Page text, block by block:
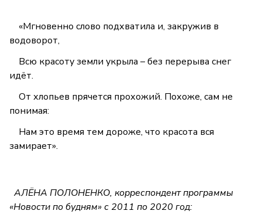
«Мгновенно слово подхватила и, закружив в
водоворот,
Всю красоту земли укрыла – без перерыва снег
идёт.
От хлопьев прячется прохожий. Похоже, сам не
понимая:
Нам это время тем дороже, что красота вся
замирает».
АЛЁНА ПОЛОНЕНКО, корреспондент программы
«Новости по будням» с 2011 по 2020 год: